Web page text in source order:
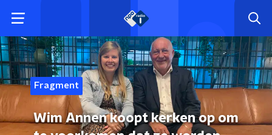
Fragment
Wim Annen koopt kerken op om